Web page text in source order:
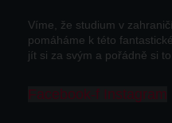
Víme, že studium v
pomáháme k této
jít si za svým a pořádně si to
Facebook-f Instagram